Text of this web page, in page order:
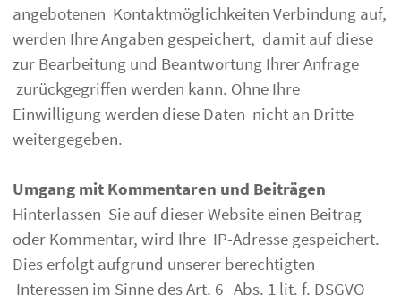
angebotenen Kontaktmöglichkeiten Verbindung auf,
werden Ihre Angaben gespeichert, damit auf diese
zur Bearbeitung und Beantwortung Ihrer Anfrage
zurückgegriffen werden kann. Ohne Ihre
Einwilligung werden diese Daten nicht an Dritte
weitergegeben.
Umgang mit Kommentaren und Beiträgen
Hinterlassen Sie auf dieser Website einen Beitrag
oder Kommentar, wird Ihre IP-Adresse gespeichert.
Dies erfolgt aufgrund unserer berechtigten
Interessen im Sinne des Art. 6 Abs. 1 lit. f. DSGVO